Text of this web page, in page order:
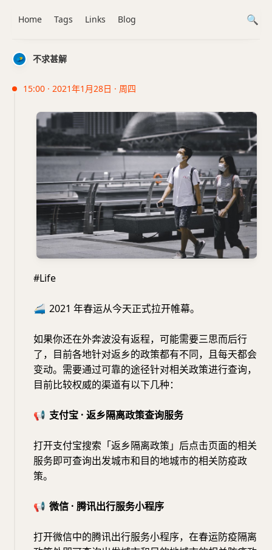
不求甚解
15:00 · 2021年1月28日 · 周四
#Life
🚄 2021 年春运从今天正式拉开帷幕。
如果你还在外奔波没有返程，可能需要三思而后行
了，目前各地针对返乡的政策都有不同，且每天都会
变动。需要通过可靠的途径针对相关政策进行查询，
目前比较权威的渠道有以下几种：
📢 支付宝 · 返乡隔离政策查询服务
打开支付宝搜索「返乡隔离政策」后点击页面的相关
服务即可查询出发城市和目的地城市的相关防疫政
策。
📢 微信 · 腾讯出行服务小程序
打开微信中的腾讯出行服务小程序，在春运防疫隔离
Home Tags Links Blog